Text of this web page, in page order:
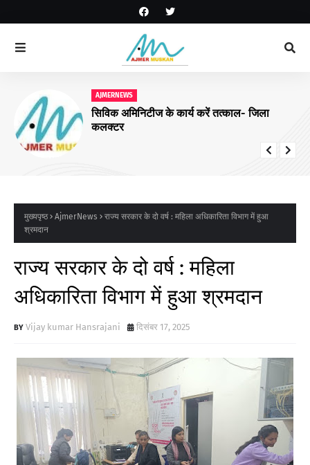
AJMERNEWS
सिविक अमिनिटीज के कार्य करें तत्काल- जिला
कलक्टर
मुख्यपृष्ठ AjmerNews
राज्य सरकार के दो वर्ष : महिला अधिकारिता विभाग में हुआ
श्रमदान
राज्य सरकार के दो वर्ष : महिला
अधिकारिता विभाग में हुआ श्रमदान
Vijay kumar Hansrajani दिसंबर 17, 2025